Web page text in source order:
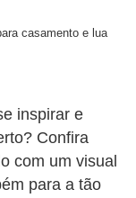
casamento e lua
inspirar e
Confira
com um visual
para a tão